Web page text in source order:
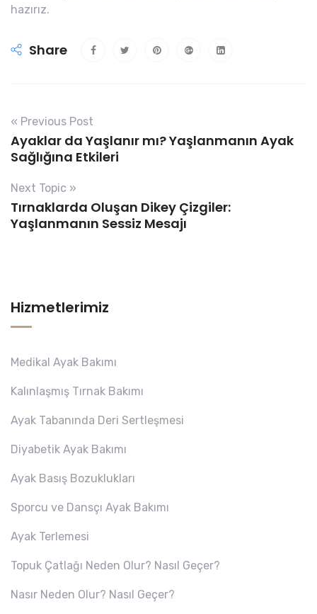
hazırız.
Share
« Previous Post
Ayaklar da Yaşlanır mı? Yaşlanmanın Ayak
Sağlığına Etkileri
Next Topic »
Tırnaklarda Oluşan Dikey Çizgiler:
Yaşlanmanın Sessiz Mesajı
Hizmetlerimiz
Medikal Ayak Bakımı
Kalınlaşmış Tırnak Bakımı
Ayak Tabanında Deri Sertleşmesi
Diyabetik Ayak Bakımı
Ayak Basış Bozuklukları
Sporcu ve Dansçı Ayak Bakımı
Ayak Terlemesi
Topuk Çatlağı Neden Olur? Nasıl Geçer?
Nasır Neden Olur? Nasıl Geçer?